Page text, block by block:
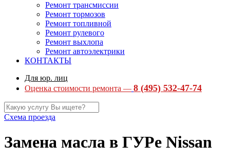
Ремонт трансмиссии
Ремонт тормозов
Ремонт топливной
Ремонт рулевого
Ремонт выхлопа
Ремонт автоэлектрики
КОНТАКТЫ
Для юр. лиц
Оценка стоимости ремонта — 8 (495) 532-47-74
Схема проезда
Замена масла в ГУРе Nissan